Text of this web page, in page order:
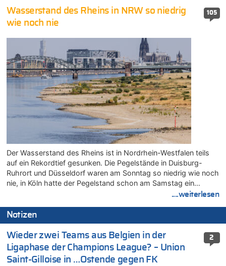
105
Wasserstand des Rheins in NRW so niedrig
wie noch nie
Der Wasserstand des Rheins ist in Nordrhein-Westfalen teils
auf ein Rekordtief gesunken. Die Pegelstände in Duisburg-
Ruhrort und Düsseldorf waren am Sonntag so niedrig wie noch
nie, in Köln hatte der Pegelstand schon am Samstag ein…
....weiterlesen
Notizen
2
Wieder zwei Teams aus Belgien in der
Ligaphase der Champions League? – Union
Saint-Gilloise in …Ostende gegen FK